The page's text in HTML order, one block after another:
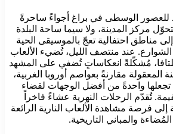
للعصور الوسطى في براغ أجواءً ساحرةً
مركز المدينة، ولا سيما ساحة البلدة
مناطق احتفالية تعجّ بالموسيقى الحية
عند منتصف الليل، تُضيء الألعاب
فلتافا، مُشكّلةً انعكاساتٍ تُضفي على المشهد
المعقولة مقارنةً بعواصم أوروبا الغربية،
تجعلها واحدةً من أفضل الوجهات لقضاء
تُقدّم الرحلات النهرية عشاءً فاخراً
فرصة مشاهدة الألعاب النارية الرائعة
والمباني التاريخية.